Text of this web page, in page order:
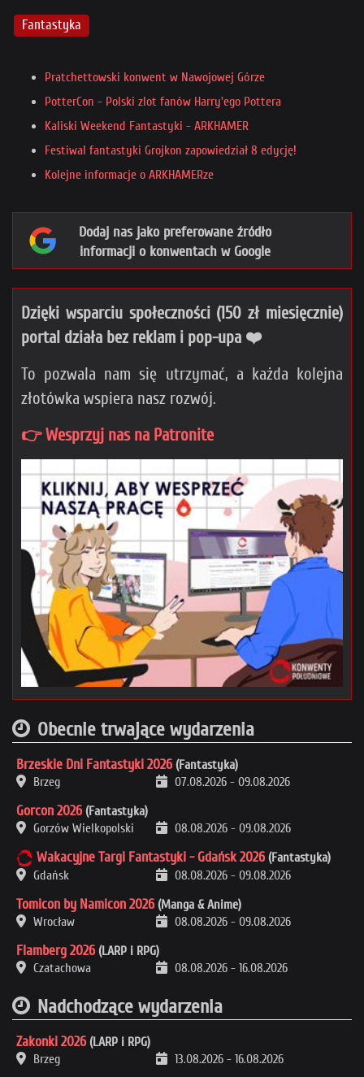
Fantastyka
Pratchettowski konwent w Nawojowej Górze
PotterCon - Polski zlot fanów Harry'ego Pottera
Kaliski Weekend Fantastyki - ARKHAMER
Festiwal fantastyki Grojkon zapowiedział 8 edycję!
Kolejne informacje o ARKHAMERze
Dodaj nas jako preferowane źródło
informacji o konwentach w Google
Dzięki wsparciu społeczności (150 zł miesięcznie)
portal działa bez reklam i pop-upa ❤️
To pozwala nam się utrzymać, a każda kolejna
złotówka wspiera nasz rozwój.
👉 Wesprzyj nas na Patronite
Obecnie trwające wydarzenia
Brzeskie Dni Fantastyki 2026 (Fantastyka)
Brzeg
07.08.2026 - 09.08.2026
Gorcon 2026 (Fantastyka)
Gorzów Wielkopolski
08.08.2026 - 09.08.2026
Wakacyjne Targi Fantastyki - Gdańsk 2026 (Fantastyka)
Gdańsk
08.08.2026 - 09.08.2026
Tomicon by Namicon 2026 (Manga & Anime)
Wrocław
08.08.2026 - 09.08.2026
Flamberg 2026 (LARP i RPG)
Czatachowa
08.08.2026 - 16.08.2026
Nadchodzące wydarzenia
Zakonki 2026 (LARP i RPG)
Brzeg
13.08.2026 - 16.08.2026